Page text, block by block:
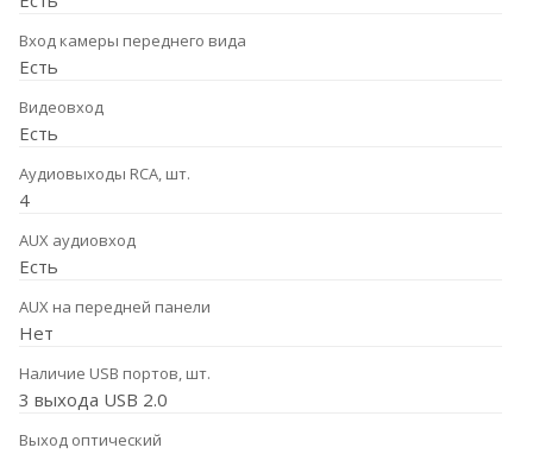
Вход камеры переднего вида
Есть
Видеовход
Есть
Аудиовыходы RCA, шт.
4
AUX аудиовход
Есть
AUX на передней панели
Нет
Наличие USB портов, шт.
3 выхода USB 2.0
Выход оптический